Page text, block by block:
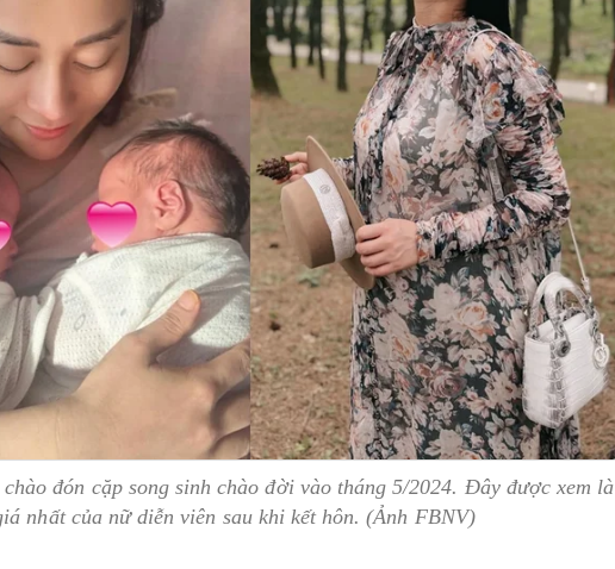
đón cặp song sinh chào đời vào tháng 5/2024. Đây được xem là
nhất của nữ diễn viên sau khi kết hôn. (Ảnh FBNV)